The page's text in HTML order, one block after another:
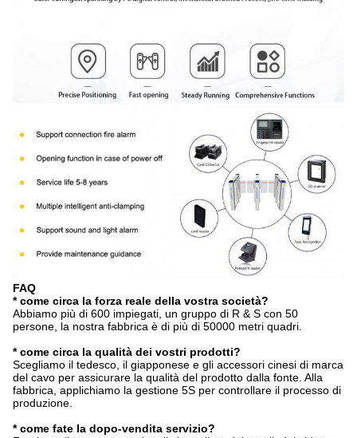
FAQ
*come circa la forza reale della vostra società?
Abbiamo più di 600 impiegati, un gruppo di R & S con 50
persone, la nostra fabbrica è di più di 50000 metri quadri.
* come circa la qualità dei vostri prodotti?
Scegliamo il tedesco, il giapponese e gli accessori cinesi di marca
del cavo per assicurare la qualità del prodotto dalla fonte. Alla
fabbrica, applichiamo la gestione 5S per controllare il processo di
produzione.
* come fate la dopo-vendita servizio?